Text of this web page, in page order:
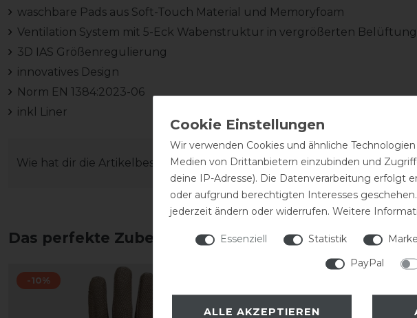
waschbare Pads aus Soft-Touch Material und Memoryfoam
Ventilation System mit 5-Eck Wabenstruktur in vergrößerten
3D IAS Größenregulierung
innovatives Design
Norm EN 1384:2023-06
inkl Liner
Wie hat dir die Artikelbeschreibung gefallen?
Das perfekte Zubehör für dich
-10%
Wir verwenden Cookies und ähnliche
Medien von Drittanbietern einzubinden und
deine IP-Adresse). Die Datenverarbeitung erfolgt
oder aufgrund berechtigten Interesses
jederzeit ändern oder widerrufen. Weitere
Essenziell Statistik
PayPal
ALLE AKZEPTIEREN